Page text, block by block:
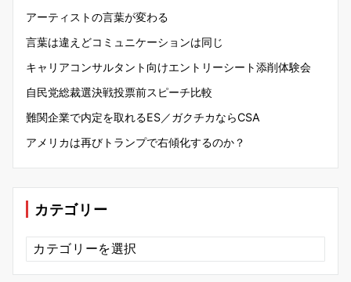
アーティストの言葉が変わる
言葉は違えどコミュニケーションは同じ
キャリアコンサルタント向けエントリーシート添削体験会
自民党総裁選決戦投票前スピーチ比較
難関企業で内定を取れるES／ガクチカならCSA
アメリカは再びトランプで右傾化するのか？
カテゴリー
カ
テ
ゴ